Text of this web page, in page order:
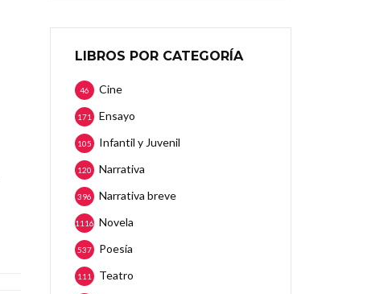
LIBROS POR CATEGORÍA
Cine
46
Ensayo
171
Infantil y Juvenil
105
Narrativa
120
Narrativa breve
396
Novela
1116
Poesía
537
Teatro
111